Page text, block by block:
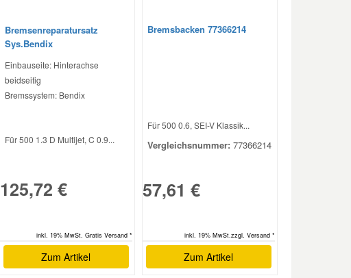
Bremsenreparatursatz
Sys.Bendix
Einbauseite: Hinterachse
beidseitig
Bremssystem: Bendix
Für 500 1.3 D Multijet, C 0.9...
125,72 €
inkl. 19% MwSt. Gratis Versand *
Zum Artikel
Bremsbacken 77366214
Für 500 0.6, SEI-V Klassik...
Vergleichsnummer: 77366214
57,61 €
inkl. 19% MwSt.zzgl. Versand *
Zum Artikel